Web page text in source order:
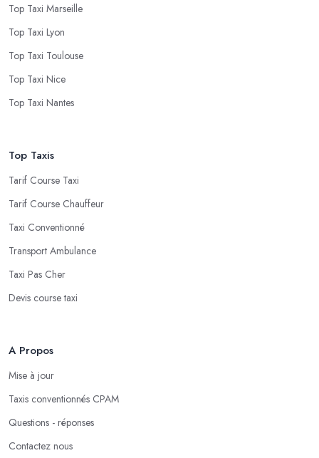
Top Taxi Marseille
Top Taxi Lyon
Top Taxi Toulouse
Top Taxi Nice
Top Taxi Nantes
Top Taxis
Tarif Course Taxi
Tarif Course Chauffeur
Taxi Conventionné
Transport Ambulance
Taxi Pas Cher
Devis course taxi
A Propos
Mise à jour
Taxis conventionnés CPAM
Questions - réponses
Contactez nous